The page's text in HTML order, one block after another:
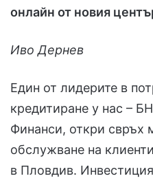
онлайн от новия
Иво Дернев
Един от лидерите в
кредитиране у нас –
Финанси, откри свръх
обслужване на
в Пловдив.